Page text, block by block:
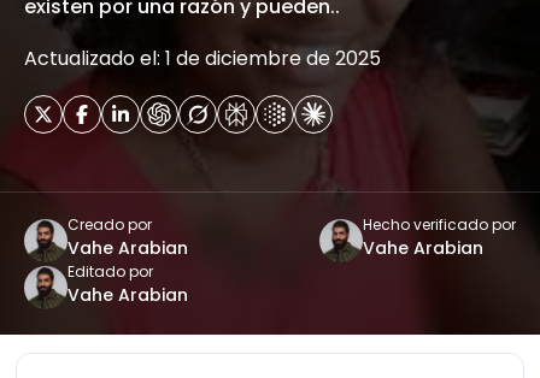
existen por una razón y pueden..
Actualizado el: 1 de diciembre de 2025
Creado por
Vahe Arabian
Hecho verificado por
Vahe Arabian
Editado por
Vahe Arabian